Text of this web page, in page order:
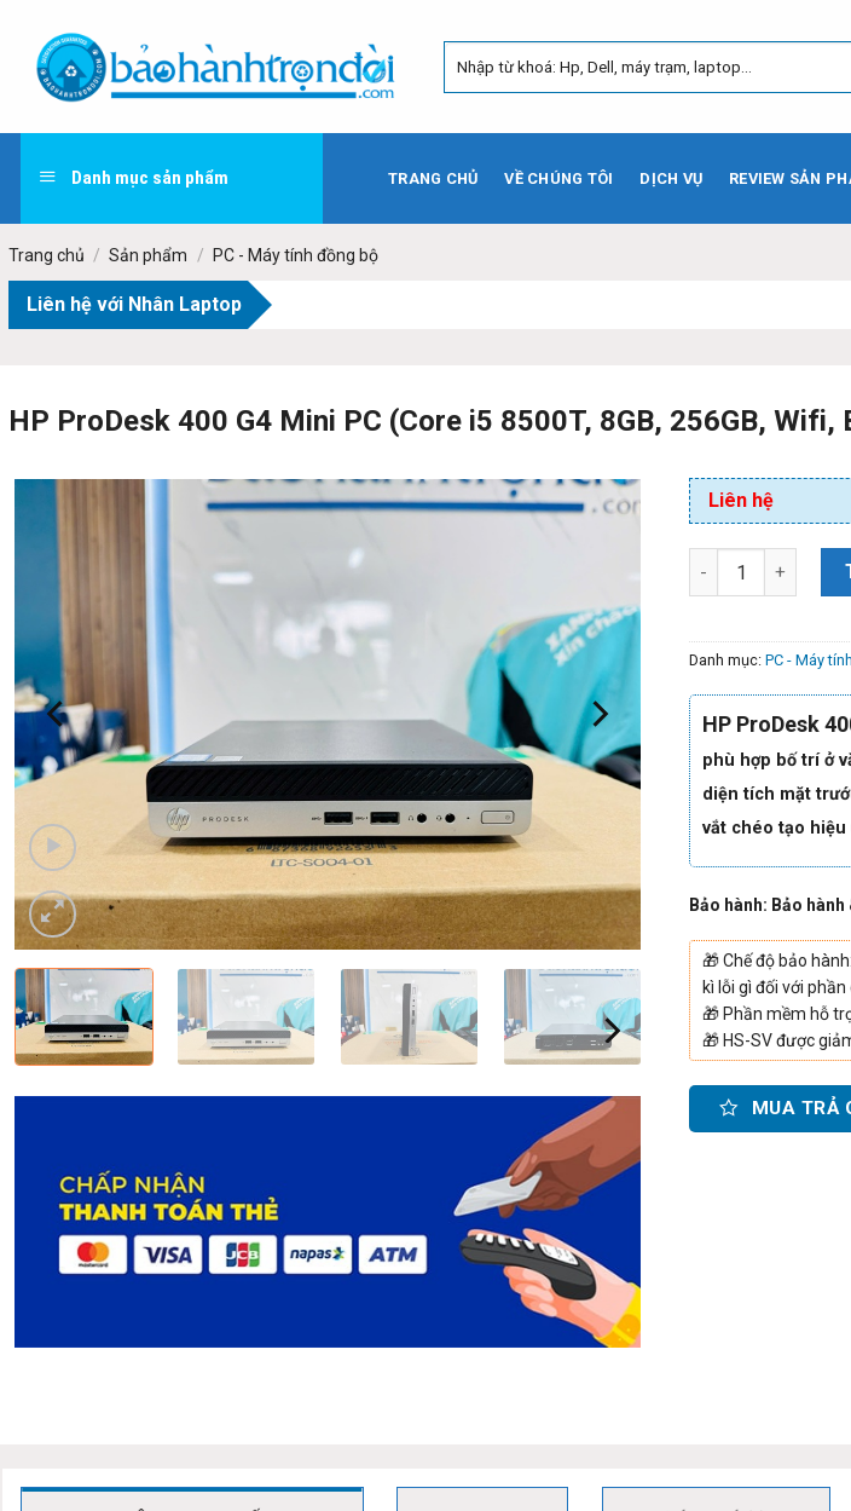
content
Danh mục sản phẩm TRANG CHỦ VỀ CHÚNG TÔI DỊCH VỤ REVIEW SẢN
Trang chủ / Sản phẩm / PC - Máy tính đồng bộ
Liên hệ với Nhân Laptop
HP ProDesk 400 G4 Mini PC (Core i5 8500T, 8GB, 256GB,
Liên hệ
Danh mục:PC - Máy
HP ProDesk
phù hợp bố trí ở
diện tích mặt
vắt chéo tạo
Bảo hành: Bảo hành
🎁Chế độ bảo
kì lỗi gì đối với phần
🎁 Phần mềm hỗ
🎁 HS-SV được
MUA TRẢ